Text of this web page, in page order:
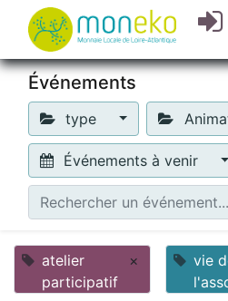
Événements
type
Événements à venir
atelier
participatif
×
vie